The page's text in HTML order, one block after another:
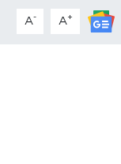
A- A+